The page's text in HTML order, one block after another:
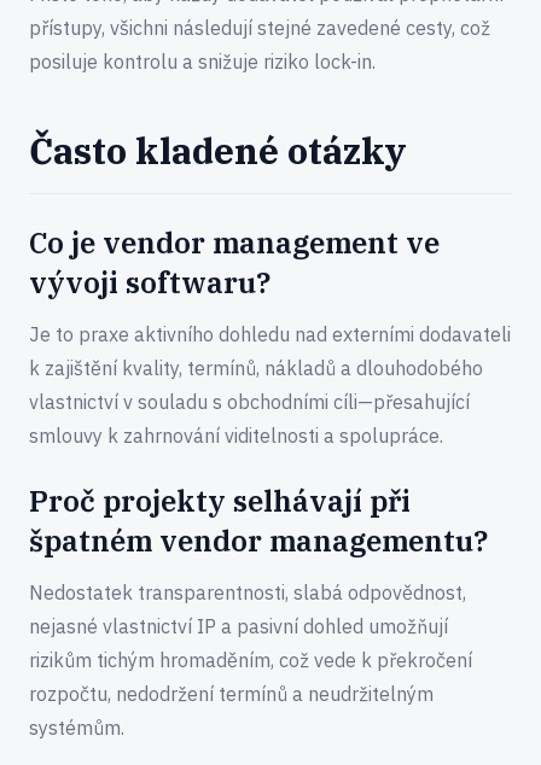
přístupy, všichni následují stejné zavedené cesty, což
posiluje kontrolu a snižuje riziko lock-in.
Často kladené otázky
Co je vendor management ve
vývoji softwaru?
Je to praxe aktivního dohledu nad externími dodavateli
k zajištění kvality, termínů, nákladů a dlouhodobého
vlastnictví v souladu s obchodními cíli—přesahující
smlouvy k zahrnování viditelnosti a spolupráce.
Proč projekty selhávají při
špatném vendor managementu?
Nedostatek transparentnosti, slabá odpovědnost,
nejasné vlastnictví IP a pasivní dohled umožňují
rizikům tichým hromaděním, což vede k překročení
rozpočtu, nedodržení termínů a neudržitelným
systémům.